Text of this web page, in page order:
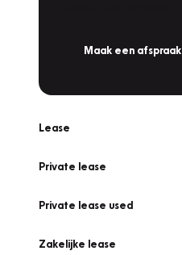
Maak een afspraak
Lease
Private lease
Private lease used
Zakelijke lease